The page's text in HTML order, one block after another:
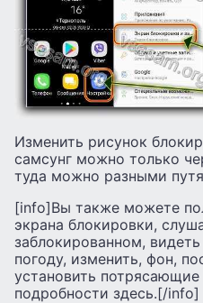
Изменить рисунок
самсунг можно только
туда можно разными
[info]Вы также можете
экрана блокировки,
заблокированном,
погоду, изменить, фон,
установить
подробности здесь.[/info]